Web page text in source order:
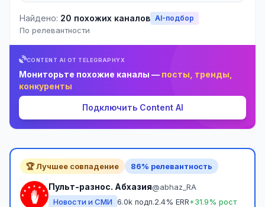
Найдено: 20 похожих каналов AI-подбор
По релевантности
CONTENT AI ОТ TELEGRAPHYX
Мониторьте похожие каналы — посты, тренды,
конкуренты
Подключить Content AI
🏆 Лучшее совпадение 86% релевантность
Пульт-разнос. Абхазия@abhaz_RA
Новости и СМИ 6.0k подп.2.4% ERR+31.9% рост